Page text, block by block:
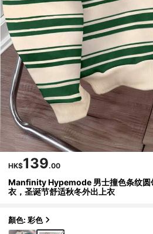
HK$139.00
Manfinity Hypemode 男士撞色条纹圆
衣，圣诞节舒适秋冬外出上衣
顏色: 彩色